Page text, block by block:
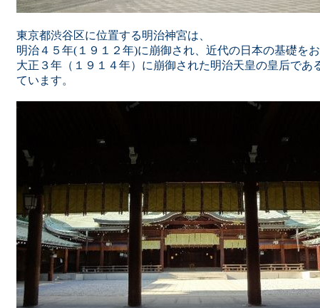
東京都渋谷区に位置する明治神宮は、
明治４５年(１９１２年)に崩御され、近代の日本の基礎を
大正３年（１９１４年）に崩御された明治天皇の皇后であ
ています。